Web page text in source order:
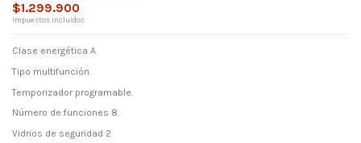
$1.299.900
Impuestos incluidos
Clase energética A.
Tipo multifunción.
Temporizador programable.
Número de funciones 8.
Vidrios de seguridad 2